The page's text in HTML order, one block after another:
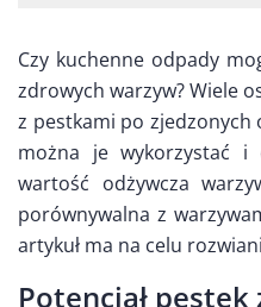
Czy kuchenne odpady
zdrowych warzyw? Wiele
z pestkami po zjedzonych
można je wykorzystać i
wartość odżywcza
porównywalna z
artykuł ma na celu
Potencjał